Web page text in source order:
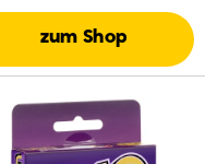
zum Shop